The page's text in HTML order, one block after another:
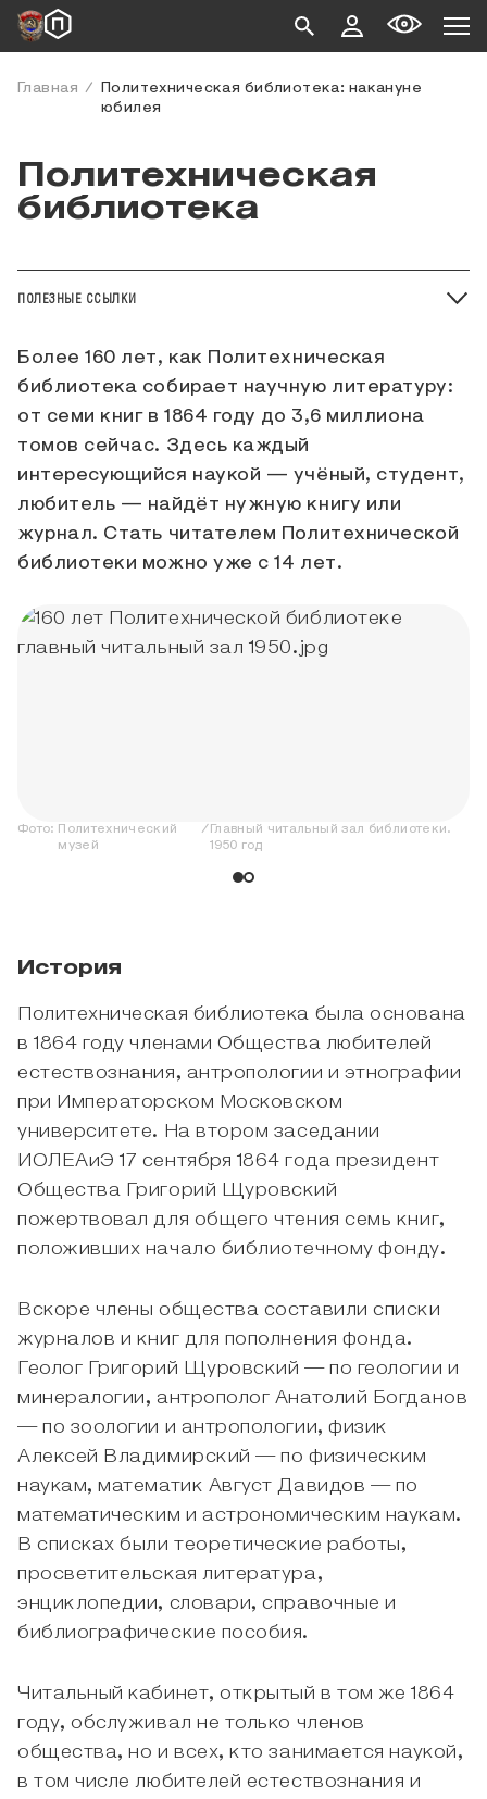
Главная
Политехническая библиотека: накануне
юбилея
Политехническая
библиотека
Более 160 лет, как Политехническая
библиотека собирает научную литературу:
от семи книг в 1864 году до 3,6 миллиона
томов сейчас. Здесь каждый
интересующийся наукой — учёный, студент,
любитель — найдёт нужную книгу или
журнал. Стать читателем Политехнической
библиотеки можно уже с 14 лет.
Фото: Политехнический
музей
/ Главный читальный зал библиотеки.
1950 год
История
Политехническая библиотека была основана
в 1864 году членами Общества любителей
естествознания, антропологии и этнографии
при Императорском Московском
университете. На втором заседании
ИОЛЕАиЭ 17 сентября 1864 года президент
Общества Григорий Щуровский
пожертвовал для общего чтения семь книг,
положивших начало библиотечному фонду.
Вскоре члены общества составили списки
журналов и книг для пополнения фонда.
Геолог Григорий Щуровский — по геологии и
минералогии, антрополог Анатолий Богданов
— по зоологии и антропологии, физик
Алексей Владимирский — по физическим
наукам, математик Август Давидов — по
математическим и астрономическим наукам.
В списках были теоретические работы,
просветительская литература,
энциклопедии, словари, справочные и
библиографические пособия.
Читальный кабинет, открытый в том же 1864
году, обслуживал не только членов
общества, но и всех, кто занимается наукой,
в том числе любителей естествознания и
ПОЛЕЗНЫЕ ССЫЛКИ